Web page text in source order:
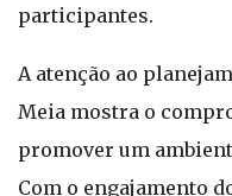
participantes.
A atenção ao
Meia mostra o
promover um
Com o engajamento